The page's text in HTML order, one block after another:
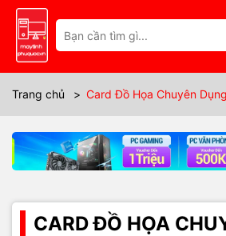
Trang chủ > Card Đồ Họa Chuyên Dụng
CARD ĐỒ HỌA